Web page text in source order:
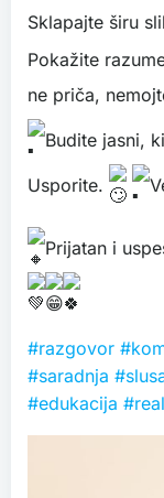
Sklapajte širu
Pokažite
ne priča,
Budite jasni,
Usporite.
Prijatan i
#razgovor
#saradnja
#edukacija